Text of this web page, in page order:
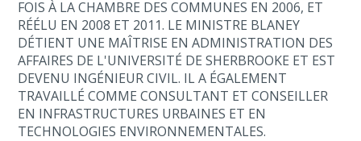
FOIS À LA CHAMBRE DES COMMUNES EN 2006, ET
RÉÉLU EN 2008 ET 2011. LE MINISTRE BLANEY
DÉTIENT UNE MAÎTRISE EN ADMINISTRATION DES
AFFAIRES DE L'UNIVERSITÉ DE SHERBROOKE ET EST
DEVENU INGÉNIEUR CIVIL. IL A ÉGALEMENT
TRAVAILLÉ COMME CONSULTANT ET CONSEILLER
EN INFRASTRUCTURES URBAINES ET EN
TECHNOLOGIES ENVIRONNEMENTALES.